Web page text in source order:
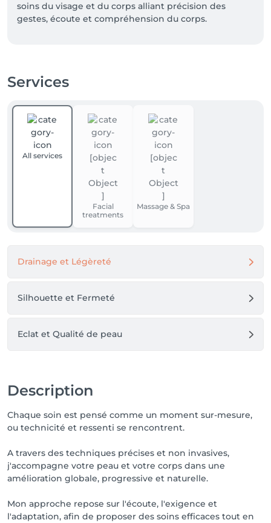
soins du visage et du corps alliant précision des
gestes, écoute et compréhension du corps.
Services
All services
Facial
treatments
Massage & Spa
Drainage et Légèreté
Silhouette et Fermeté
Eclat et Qualité de peau
Description
Chaque soin est pensé comme un moment sur-mesure,
ou technicité et ressenti se rencontrent.
A travers des techniques précises et non invasives,
j'accompagne votre peau et votre corps dans une
amélioration globale, progressive et naturelle.
Mon approche repose sur l'écoute, l'exigence et
l'adaptation, afin de proposer des soins efficaces tout en